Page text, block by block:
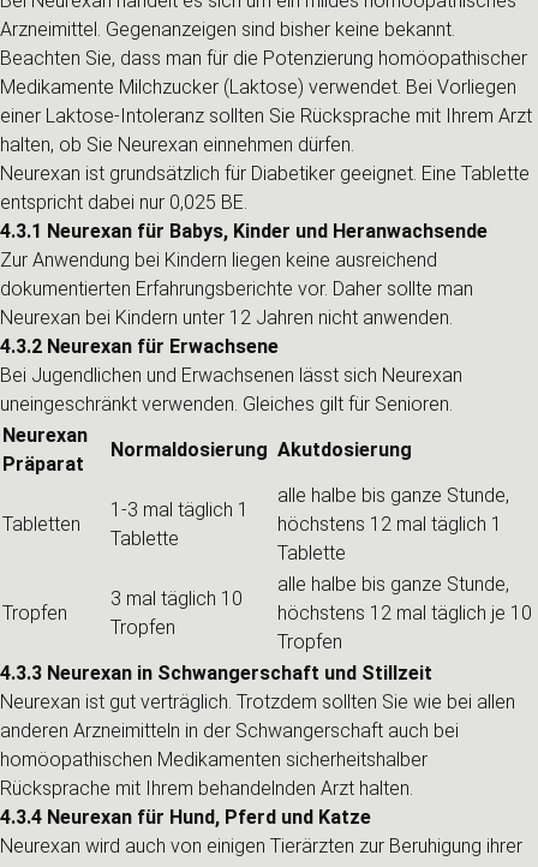
Arzneimittel. Gegenanzeigen sind bisher keine bekannt.
Beachten Sie, dass man für die Potenzierung homöopathischer
Medikamente Milchzucker (Laktose) verwendet. Bei Vorliegen
einer Laktose-Intoleranz sollten Sie Rücksprache mit Ihrem Arzt
halten, ob Sie Neurexan einnehmen dürfen.
Neurexan ist grundsätzlich für Diabetiker geeignet. Eine Tablette
entspricht dabei nur 0,025 BE.
4.3.1 Neurexan für Babys, Kinder und Heranwachsende
Zur Anwendung bei Kindern liegen keine ausreichend
dokumentierten Erfahrungsberichte vor. Daher sollte man
Neurexan bei Kindern unter 12 Jahren nicht anwenden.
4.3.2 Neurexan für Erwachsene
Bei Jugendlichen und Erwachsenen lässt sich Neurexan
uneingeschränkt verwenden. Gleiches gilt für Senioren.
Neurexan
Präparat
Normaldosierung Akutdosierung
Tabletten
1-3 mal täglich 1
Tablette
alle halbe bis ganze Stunde,
höchstens 12 mal täglich 1
Tablette
Tropfen
3 mal täglich 10
Tropfen
alle halbe bis ganze Stunde,
höchstens 12 mal täglich je 10
Tropfen
4.3.3 Neurexan in Schwangerschaft und Stillzeit
Neurexan ist gut verträglich. Trotzdem sollten Sie wie bei allen
anderen Arzneimitteln in der Schwangerschaft auch bei
homöopathischen Medikamenten sicherheitshalber
Rücksprache mit Ihrem behandelnden Arzt halten.
4.3.4 Neurexan für Hund, Pferd und Katze
Neurexan wird auch von einigen Tierärzten zur Beruhigung ihrer